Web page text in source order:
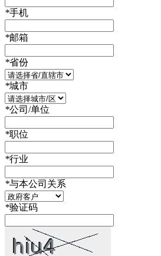
*手机
*邮箱
*省份
*城市
*公司/单位
*职位
*行业
*与本公司关系
*验证码